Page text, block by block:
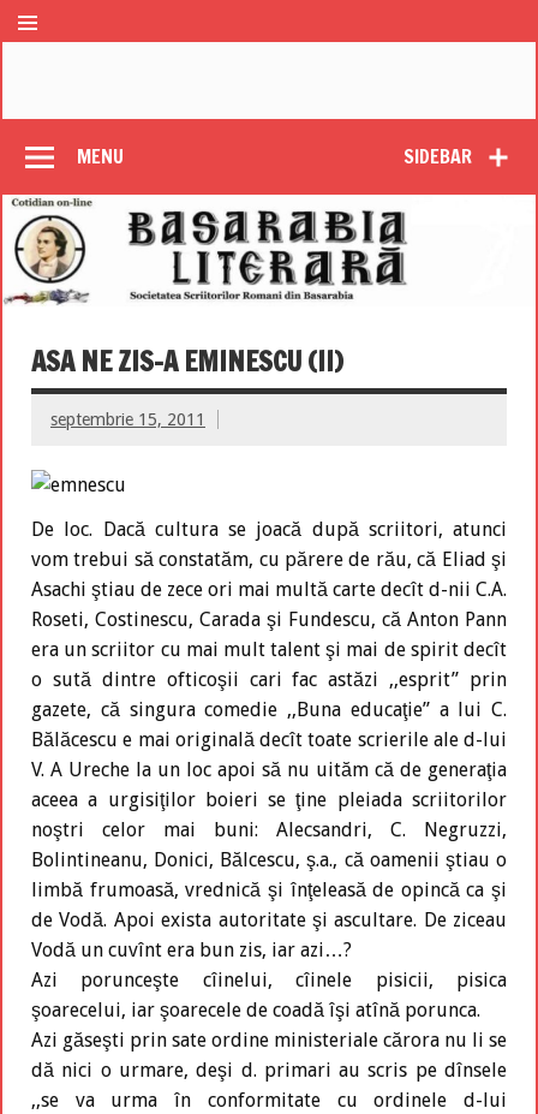
SIDEBAR
MENU
ASA NE ZIS-A EMINESCU (II)
septembrie 15, 2011
De loc. Dacă cultura se joacă după scriitori, atunci
vom trebui să constatăm, cu părere de rău, că Eliad şi
Asachi ştiau de zece ori mai multă carte decît d-nii C.A.
Roseti, Costinescu, Carada şi Fundescu, că Anton Pann
era un scriitor cu mai mult talent şi mai de spirit decît
o sută dintre ofticoşii cari fac astăzi ,,esprit” prin
gazete, că singura comedie ,,Buna educaţie” a lui C.
Bălăcescu e mai originală decît toate scrierile ale d-lui
V. A Ureche la un loc apoi să nu uităm că de generaţia
aceea a urgisiţilor boieri se ţine pleiada scriitorilor
noştri celor mai buni: Alecsandri, C. Negruzzi,
Bolintineanu, Donici, Bălcescu, ş.a., că oamenii ştiau o
limbă frumoasă, vrednică şi înţeleasă de opincă ca şi
de Vodă. Apoi exista autoritate şi ascultare. De ziceau
Vodă un cuvînt era bun zis, iar azi…?
Azi porunceşte cîinelui, cîinele pisicii, pisica
şoarecelui, iar şoarecele de coadă îşi atînă porunca.
Azi găseşti prin sate ordine ministeriale cărora nu li se
dă nici o urmare, deşi d. primari au scris pe dînsele
,,se va urma în conformitate cu ordinele d-lui